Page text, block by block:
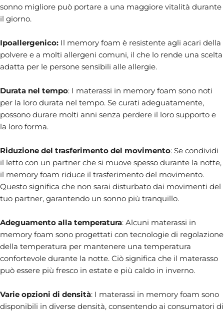
sonno migliore può portare a una maggiore vitalità durante
il giorno.
Ipoallergenico: Il memory foam è resistente agli acari della
polvere e a molti allergeni comuni, il che lo rende una scelta
adatta per le persone sensibili alle allergie.
Durata nel tempo: I materassi in memory foam sono noti
per la loro durata nel tempo. Se curati adeguatamente,
possono durare molti anni senza perdere il loro supporto e
la loro forma.
Riduzione del trasferimento del movimento: Se condividi
il letto con un partner che si muove spesso durante la notte,
il memory foam riduce il trasferimento del movimento.
Questo significa che non sarai disturbato dai movimenti del
tuo partner, garantendo un sonno più tranquillo.
Adeguamento alla temperatura: Alcuni materassi in
memory foam sono progettati con tecnologie di regolazione
della temperatura per mantenere una temperatura
confortevole durante la notte. Ciò significa che il materasso
può essere più fresco in estate e più caldo in inverno.
Varie opzioni di densità: I materassi in memory foam sono
disponibili in diverse densità, consentendo ai consumatori di